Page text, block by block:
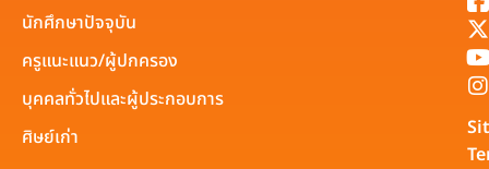
นักศึกษาปัจจุบัน
ครูแนะแนว/ผู้ปกครอง
บุคคลทั่วไปและผู้ประกอบการ
ศิษย์เก่า